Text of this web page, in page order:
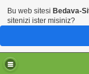
Bu web sitesi Bedava-
sitenizi ister misiniz?